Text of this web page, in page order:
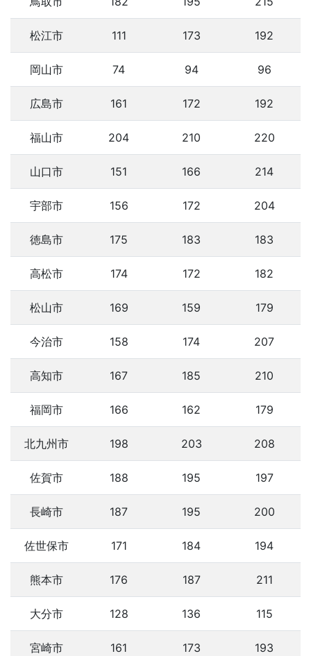
松江市 111 173 192
岡山市 74 94 96
広島市 161 172 192
福山市 204 210 220
山口市 151 166 214
宇部市 156 172 204
徳島市 175 183 183
高松市 174 172 182
松山市 169 159 179
今治市 158 174 207
高知市 167 185 210
福岡市 166 162 179
北九州市 198 203 208
佐賀市 188 195 197
長崎市 187 195 200
佐世保市 171 184 194
熊本市 176 187 211
大分市 128 136 115
宮崎市 161 173 193